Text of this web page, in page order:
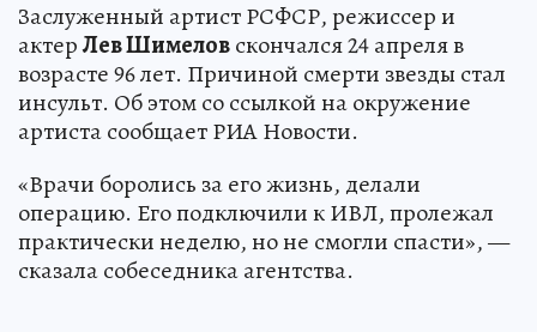
Заслуженный артист РСФСР, режиссер и
актерЛев Шимеловскончался 24 апреля в
возрасте 96 лет. Причиной смерти звезды стал
инсульт. Об этом со ссылкой на окружение
артиста сообщает РИА Новости.
«Врачи боролись за его жизнь, делали
операцию. Его подключили к ИВЛ, пролежал
практически неделю, но не смогли спасти», —
сказала собеседника агентства.